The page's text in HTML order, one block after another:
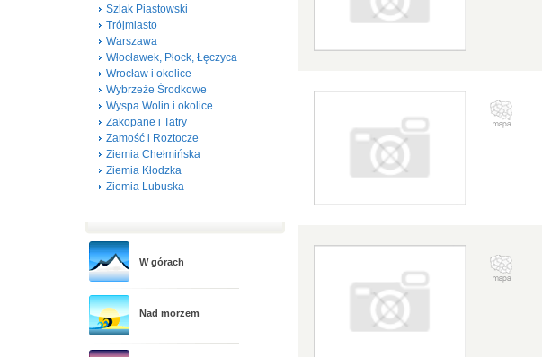
Szlak Piastowski
Trójmiasto
Warszawa
Włocławek, Płock, Łęczyca
Wrocław i okolice
Wybrzeże Środkowe
Wyspa Wolin i okolice
Zakopane i Tatry
Zamość i Roztocze
Ziemia Chełmińska
Ziemia Kłodzka
Ziemia Lubuska
W górach
Nad morzem